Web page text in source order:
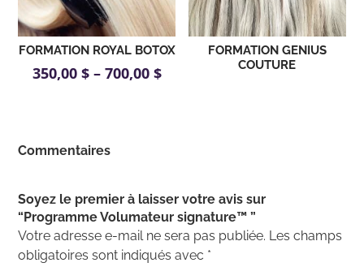
FORMATION ROYAL BOTOX
350,00 $– 700,00 $
FORMATION GENIUS
COUTURE
Commentaires
Soyez le premier à laisser votre avis sur
“Programme Volumateur signature™ ”
Votre adresse e-mail ne sera pas publiée. Les champs
obligatoires sont indiqués avec *